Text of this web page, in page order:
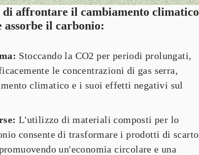
affrontare il cambiamento climatico
assorbe il carbonio:
Stoccando la CO2 per periodi prolungati,
le concentrazioni di gas serra,
climatico e i suoi effetti negativi sul
L'utilizzo di materiali composti per lo
consente di trasformare i prodotti di scarto
un'economia circolare e una